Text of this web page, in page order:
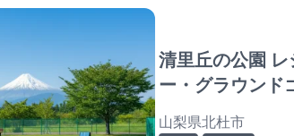
清里丘の公園
ー・グラウンド
山梨県北杜市